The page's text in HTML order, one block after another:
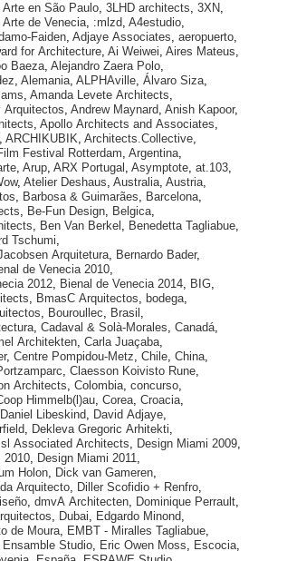
Arte en São Paulo, 3LHD architects, 3XN,
de Venecia, :mlzd, A4estudio,
Faiden, Adjaye Associates, aeropuerto,
for Architecture, Ai Weiwei, Aires Mateus,
Baeza, Alejandro Zaera Polo,
, Alemania, ALPHAville, Álvaro Siza,
, Amanda Levete Architects,
Arquitectos, Andrew Maynard, Anish Kapoor,
, Apollo Architects and Associates,
, ARCHIKUBIK, Architects.Collective,
Festival Rotterdam, Argentina,
, Arup, ARX Portugal , Asymptote, at.103,
, Atelier Deshaus, Australia, Austria,
, Barbosa & Guimarães, Barcelona,
, Be-Fun Design, Belgica,
, Ben Van Berkel , Benedetta Tagliabue,
Tschumi,
Arquitetura, Bernardo Bader,
de Venecia 2010,
2012, Bienal de Venecia 2014, BIG,
, BmasC Arquitectos, bodega,
, Bouroullec, Brasil ,
, Cadaval & Solà-Morales, Canadá,
Architekten, Carla Juaçaba,
, Centre Pompidou-Metz, Chile, China,
, Claesson Koivisto Rune,
Architects, Colombia, concurso,
Himmelb(l)au, Corea, Croacia,
Daniel Libeskind, David Adjaye,
, Dekleva Gregoric Arhitekti,
Associated Architects, Design Miami 2009,
2010, Design Miami 2011,
Holon, Dick van Gameren,
Arquitecto, Diller Scofidio + Renfro,
, dmvA Architecten, Dominique Perrault,
, Dubai, Edgardo Minond,
de Moura, EMBT - Miralles Tagliabue,
Ensamble Studio, Eric Owen Moss, Escocia,